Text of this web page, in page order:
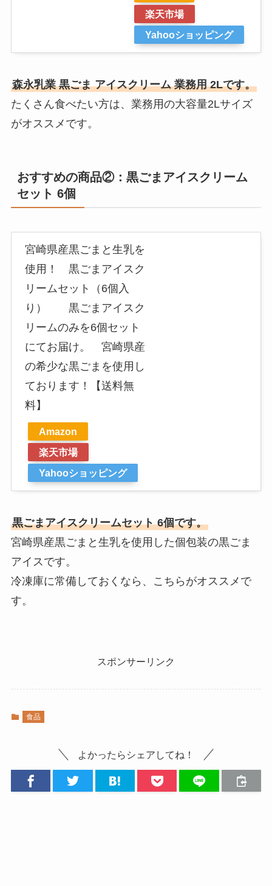
楽天市場
Yahooショッピング
森永乳業 黒ごま アイスクリーム 業務用 2Lです。
たくさん食べたい方は、業務用の大容量2Lサイズ
がオススメです。
おすすめの商品②：黒ごまアイスクリーム
セット 6個
宮崎県産黒ごまと生乳を
使用！ 黒ごまアイスク
リームセット（6個入
り） 黒ごまアイスク
リームのみを6個セット
にてお届け。 宮崎県産
の希少な黒ごまを使用し
ております！【送料無
料】
Amazon
楽天市場
Yahooショッピング
黒ごまアイスクリームセット 6個です。
宮崎県産黒ごまと生乳を使用した個包装の黒ごま
アイスです。
冷凍庫に常備しておくなら、こちらがオススメで
す。
スポンサーリンク
食品
よかったらシェアしてね！